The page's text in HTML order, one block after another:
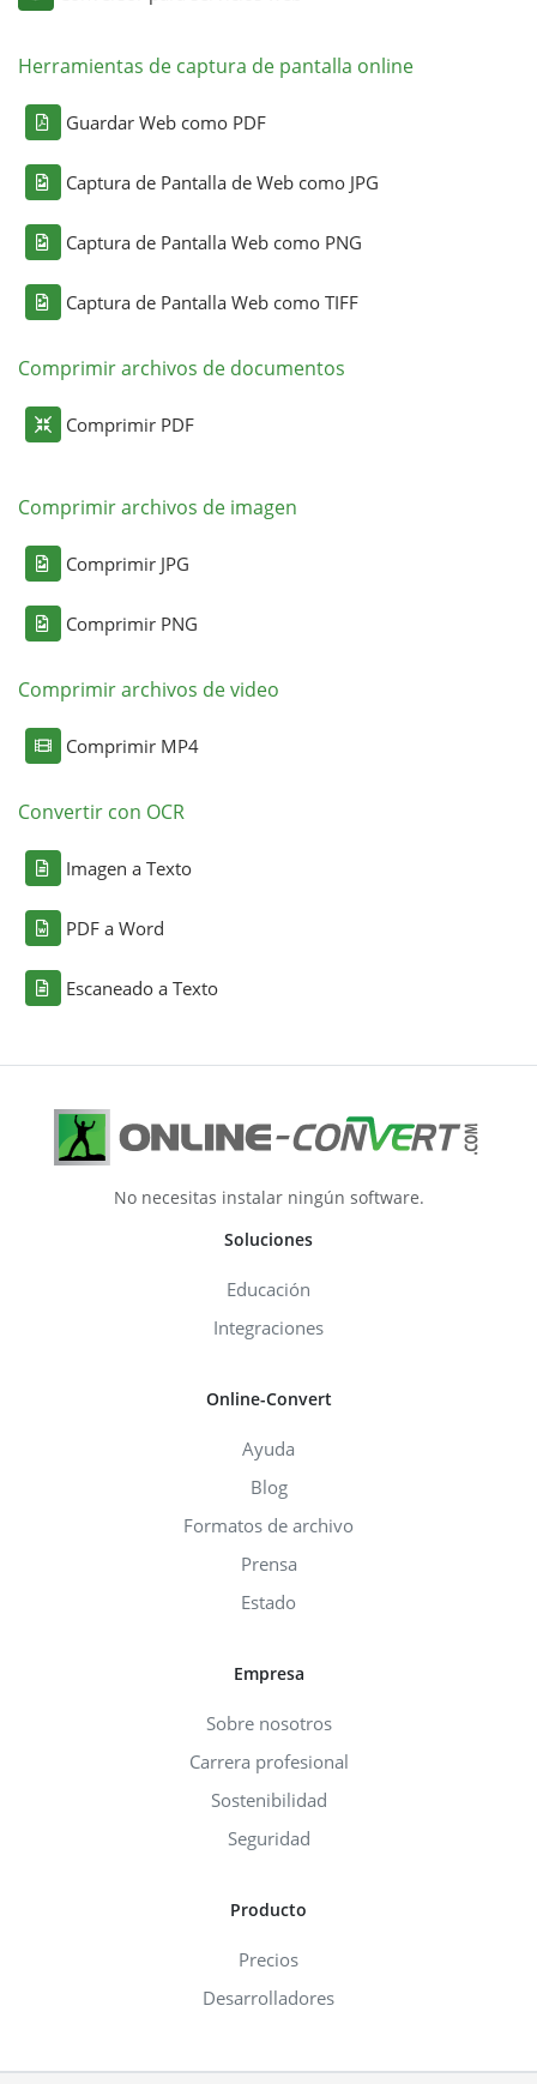
Herramientas de captura de pantalla online
Guardar Web como PDF
Captura de Pantalla de Web como JPG
Captura de Pantalla Web como PNG
Captura de Pantalla Web como TIFF
Comprimir archivos de documentos
Comprimir PDF
Comprimir archivos de imagen
Comprimir JPG
Comprimir PNG
Comprimir archivos de video
Comprimir MP4
Convertir con OCR
Imagen a Texto
PDF a Word
Escaneado a Texto
No necesitas instalar ningún software.
Soluciones
Educación
Integraciones
Online-Convert
Ayuda
Blog
Formatos de archivo
Prensa
Estado
Empresa
Sobre nosotros
Carrera profesional
Sostenibilidad
Seguridad
Producto
Precios
Desarrolladores